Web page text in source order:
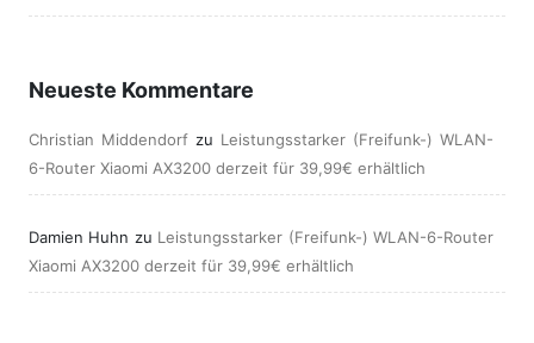
Neueste Kommentare
Christian Middendorf zu Leistungsstarker (Freifunk-) WLAN-
6-Router Xiaomi AX3200 derzeit für 39,99€ erhältlich
Damien Huhn zu Leistungsstarker (Freifunk-) WLAN-6-Router
Xiaomi AX3200 derzeit für 39,99€ erhältlich